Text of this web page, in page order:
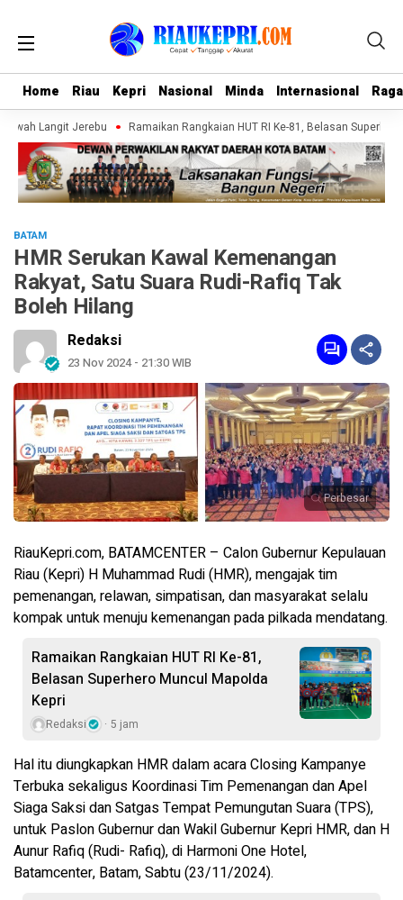
Home Riau Kepri Nasional Minda Internasional
Home Riau Kepri Nasional Minda Internasional
Langit Jerebu Ramaikan Rangkaian HUT RI Ke-81, Belasan Superhero
BATAM
HMR Serukan Kawal Kemenangan
Rakyat, Satu Suara Rudi-Rafiq Tak
Boleh Hilang
Redaksi
23 Nov 2024 - 21:30 WIB
Perbesar
RiauKepri.com, BATAMCENTER – Calon Gubernur Kepulauan
Riau (Kepri) H Muhammad Rudi (HMR), mengajak tim
pemenangan, relawan, simpatisan, dan masyarakat selalu
kompak untuk menuju kemenangan pada pilkada mendatang.
Ramaikan Rangkaian HUT RI Ke-81,
Belasan Superhero Muncul Mapolda
Kepri
Redaksi 5 jam
Hal itu diungkapkan HMR dalam acara Closing Kampanye
Terbuka sekaligus Koordinasi Tim Pemenangan dan Apel
Siaga Saksi dan Satgas Tempat Pemungutan Suara (TPS),
untuk Paslon Gubernur dan Wakil Gubernur Kepri HMR, dan H
Aunur Rafiq (Rudi- Rafiq), di Harmoni One Hotel,
Batamcenter, Batam, Sabtu (23/11/2024).